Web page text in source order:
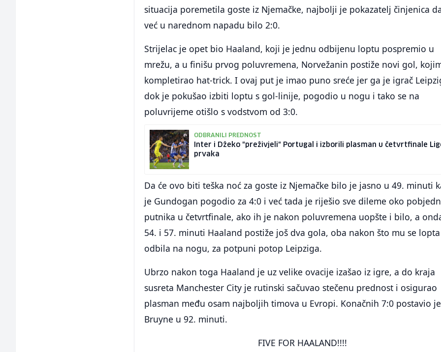
situacija poremetila goste iz Njemačke, najbolji je pokazatelj činjenica
već u narednom napadu bilo 2:0.
Strijelac je opet bio Haaland, koji je jednu odbijenu loptu pospremio u
mrežu, a u finišu prvog poluvremena, Norvežanin postiže novi gol,
kompletirao hat-trick. I ovaj put je imao puno sreće jer ga je igrač
dok je pokušao izbiti loptu s gol-linije, pogodio u nogu i tako se na
poluvrijeme otišlo s vodstvom od 3:0.
ODBRANILI PREDNOST
Inter i Džeko "preživjeli" Portugal i izborili plasman u četvrtfinale
prvaka
Da će ovo biti teška noć za goste iz Njemačke bilo je jasno u 49. minuti
je Gundogan pogodio za 4:0 i već tada je riješio sve dileme oko
putnika u četvrtfinale, ako ih je nakon poluvremena uopšte i bilo, a
54. i 57. minuti Haaland postiže još dva gola, oba nakon što mu se lopta
odbila na nogu, za potpuni potop Leipziga.
Ubrzo nakon toga Haaland je uz velike ovacije izašao iz igre, a do kraja
susreta Manchester City je rutinski sačuvao stečenu prednost i osigurao
plasman među osam najboljih timova u Evropi. Konačnih 7:0 postavio
Bruyne u 92. minuti.
FIVE FOR HAALAND!!!!